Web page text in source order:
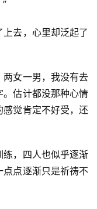
去，心里却泛起了
女一男，我没有去
。估计都没那种心情
感觉肯定不好受，还
，四人也似乎逐渐
点逐渐只是祈祷不